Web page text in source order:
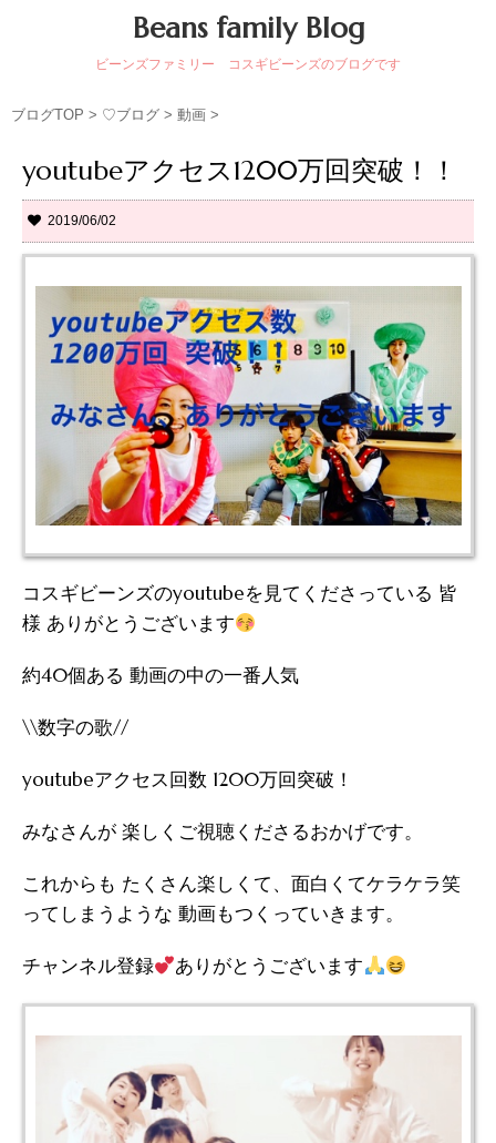
Beans family Blog
ビーンズファミリー コスギビーンズのブログです
ブログTOP > ♡ブログ > 動画 >
youtubeアクセス1200万回突破！！
2019/06/02
コスギビーンズのyoutubeを見てくださっている 皆
様 ありがとうございます
約40個ある 動画の中の一番人気
\\数字の歌//
youtubeアクセス回数 1200万回突破！
みなさんが 楽しくご視聴くださるおかげです。
これからも たくさん楽しくて、面白くてケラケラ笑
ってしまうような 動画もつくっていきます。
チャンネル登録 ありがとうございます